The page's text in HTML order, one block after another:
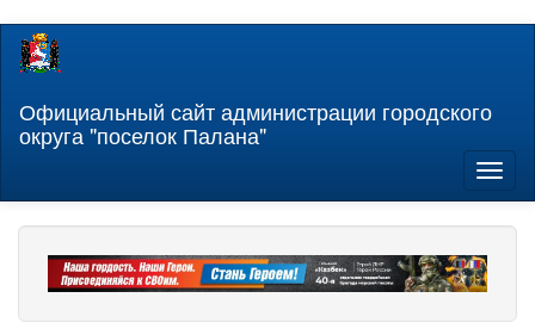
Перейти
содержанию
Официальный сайт администрации городского
округа "поселок Палана"